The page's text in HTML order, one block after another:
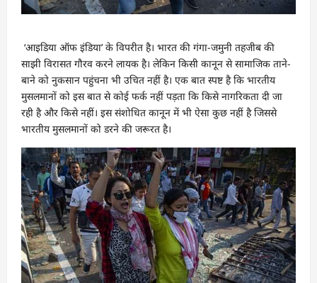
‘आइडिया ऑफ इंडिया’ के विपरीत है। भारत की गंगा-जमुनी तहजीब की
साझी विरासत गौरव करने लायक है। लेकिन किसी कानून से सामाजिक ताने-
बाने को नुकसान पहुंचना भी उचित नहीं है। एक बात स्पष्ट है कि भारतीय
मुसलमानों को इस बात से कोई फर्क नहीं पड़ता कि किसे नागरिकता दी जा
रही है और किसे नहीं। इस संशोधित कानून में भी ऐसा कुछ नहीं है जिससे
भारतीय मुसलमानों को डरने की जरूरत है।